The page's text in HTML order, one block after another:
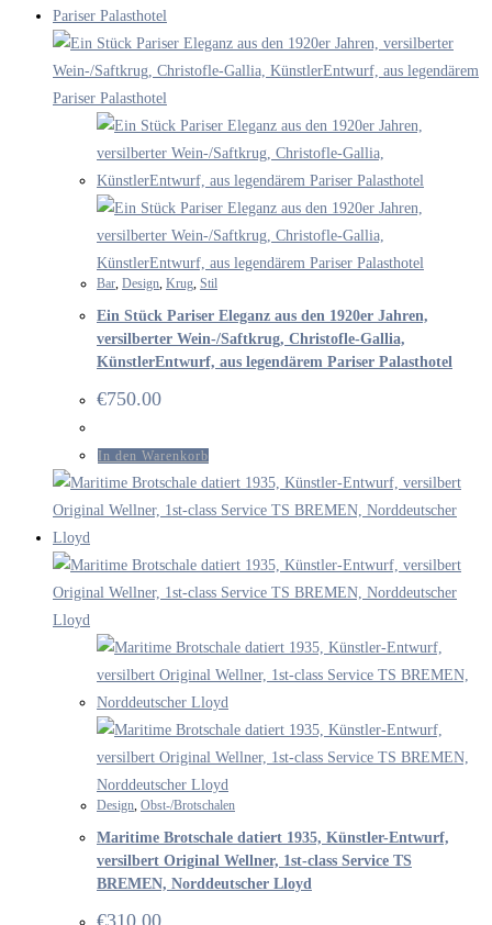
Bar Design Krug Stil
Ein Stück Pariser Eleganz aus den 1920er Jahren,
versilberter Wein-/Saftkrug, Christofle-Gallia,
KünstlerEntwurf, aus legendärem Pariser Palasthotel
€750.00
In den Warenkorb
Design Obst-/Brotschalen
Maritime Brotschale datiert 1935, Künstler-Entwurf,
versilbert Original Wellner, 1st-class Service TS
BREMEN, Norddeutscher Lloyd
€310.00